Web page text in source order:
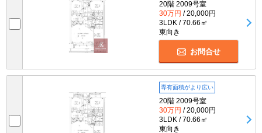
20階 2009号室
30万円 / 20,000円
3LDK / 70.66㎡
東向き
お問合せ
専有面積がより広い
20階 2009号室
30万円 / 20,000円
3LDK / 70.66㎡
東向き